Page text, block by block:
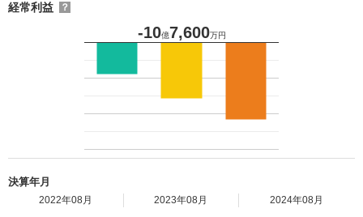
経常利益 ？
-10億7,600万円
決算年月
2022年08月 2023年08月 2024年08月